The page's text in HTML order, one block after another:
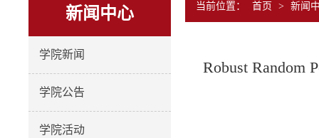
新闻中心
学院新闻
学院公告
学院活动
当前位置： 首页 > 新闻
Robust Random